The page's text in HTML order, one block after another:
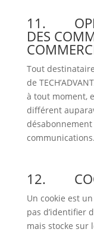
11.
DES
Tout
de
à tout moment,
différent
communications.
12.
Un cookie est
pas d’identifier
mais stocke